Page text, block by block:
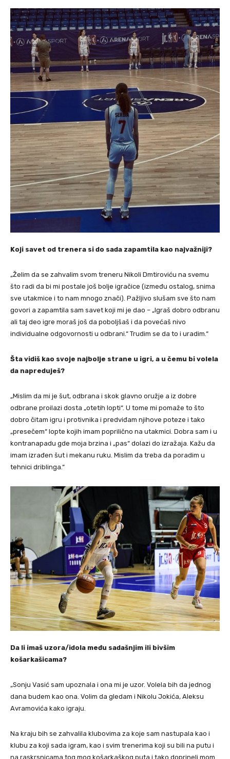
Koji savet od trenera si do sada zapamtila kao najvažniji?
„Želim da se zahvalim svom treneru Nikoli Dmtiroviću na svemu
što radi da bi mi postale još bolje igračice (između ostalog, snima
sve utakmice i to nam mnogo znači). Pažljivo slušam sve što nam
govori a zapamtila sam savet koji mi je dao – „Igraš dobro odbranu
ali taj deo igre moraš još da poboljšaš i da povećaš nivo
individualne odgovornosti u odbrani.“ Trudim se da to i uradim.“
Šta vidiš kao svoje najbolje strane u igri, a u čemu bi volela
da napreduješ?
„Mislim da mi je šut, odbrana i skok glavno oružje a iz dobre
odbrane proilazi dosta „otetih lopti“. U tome mi pomaže to što
dobro čitam igru i protivnika i predviđam njihove poteze i tako
„presečem“ lopte kojih imam poprilično na utakmici. Dobra sam i u
kontranapadu gde moja brzina i „pas“ dolazi do izražaja. Kažu da
imam izrađen šut i mekanu ruku. Mislim da treba da poradim u
tehnici driblinga.“
Da li imaš uzora/idola među sadašnjim ili bivšim
košarkašicama?
„Sonju Vasić sam upoznala i ona mi je uzor. Volela bih da jednog
dana budem kao ona. Volim da gledam i Nikolu Jokića, Aleksu
Avramovića kako igraju.
Na kraju bih se zahvalila klubovima za koje sam nastupala kao i
klubu za koji sada igram, kao i svim trenerima koji su bili na putu i
na raskrsnicama tog mog košarkaškog puta i tako doprineli mom